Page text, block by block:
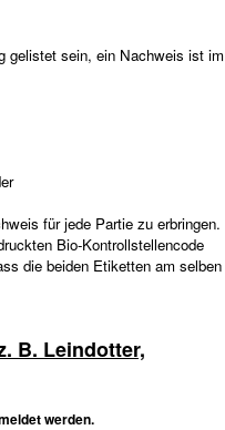
gelistet sein, ein Nachweis ist im
für jede Partie zu erbringen.
Bio-Kontrollstellencode
die beiden Etiketten am selben
B. Leindotter,
werden.